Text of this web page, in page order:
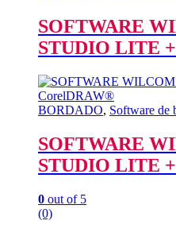
SOFTWARE
STUDIO LITE
BORDADO, Software de
SOFTWARE
STUDIO LITE
0 out of 5
(0)